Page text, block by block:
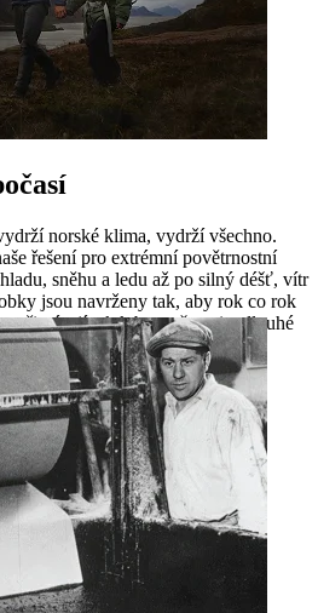
norské klima, vydrží všechno.
řešení pro extrémní povětrnostní
sněhu a ledu až po silný déšť, vítr
jsou navrženy tak, aby rok co rok
přispívají tak k bezpečnosti a dlouhé